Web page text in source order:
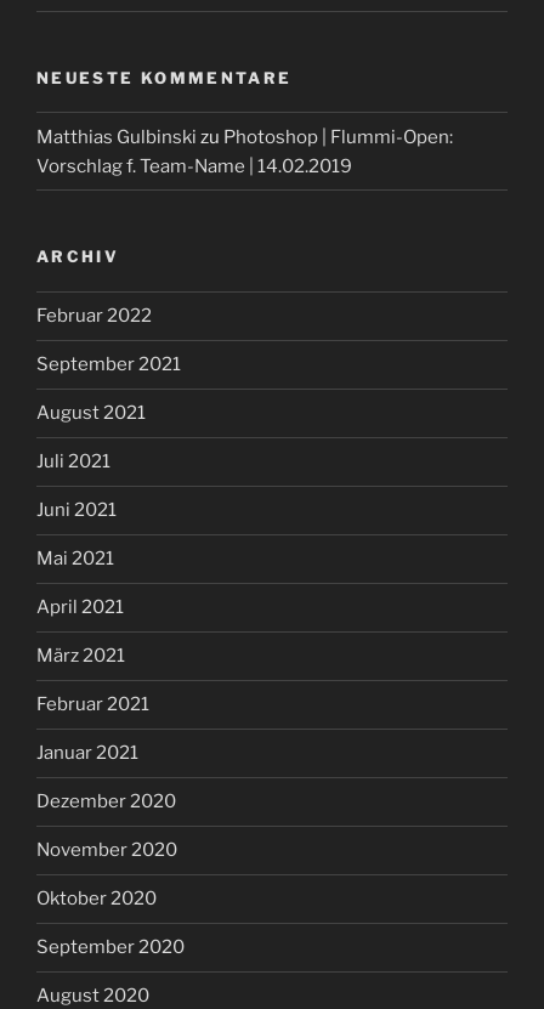
NEUESTE KOMMENTARE
Matthias Gulbinski zu Photoshop | Flummi-Open:
Vorschlag f. Team-Name | 14.02.2019
ARCHIV
Februar 2022
September 2021
August 2021
Juli 2021
Juni 2021
Mai 2021
April 2021
März 2021
Februar 2021
Januar 2021
Dezember 2020
November 2020
Oktober 2020
September 2020
August 2020